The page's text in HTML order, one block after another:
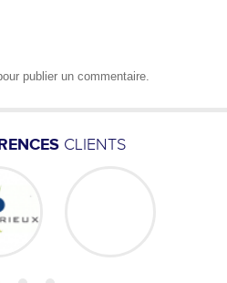
publier un commentaire.
CLIENTS